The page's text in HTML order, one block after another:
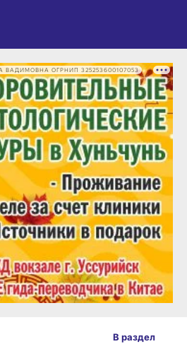
ОГРНИП 325253600107053
В раздел